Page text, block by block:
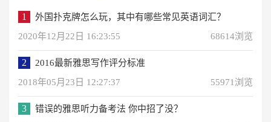
1
外国扑克牌怎么玩，其中有哪些常见英语词汇？
2020年12月22日 16:23:55
68614浏览
2
2016最新雅思写作评分标准
2018年05月23日 12:27:37
55971浏览
3
错误的雅思听力备考法 你中招了没？